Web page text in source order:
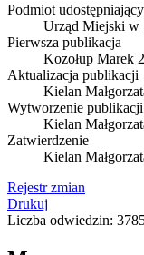
Podmiot
Urząd Miejski w
Pierwsza publikacja
Kozołup Marek
Aktualizacja publikacji
Kielan
Wytworzenie publikacji
Kielan
Zatwierdzenie
Kielan
Rejestr zmian
Drukuj
Liczba odwiedzin: